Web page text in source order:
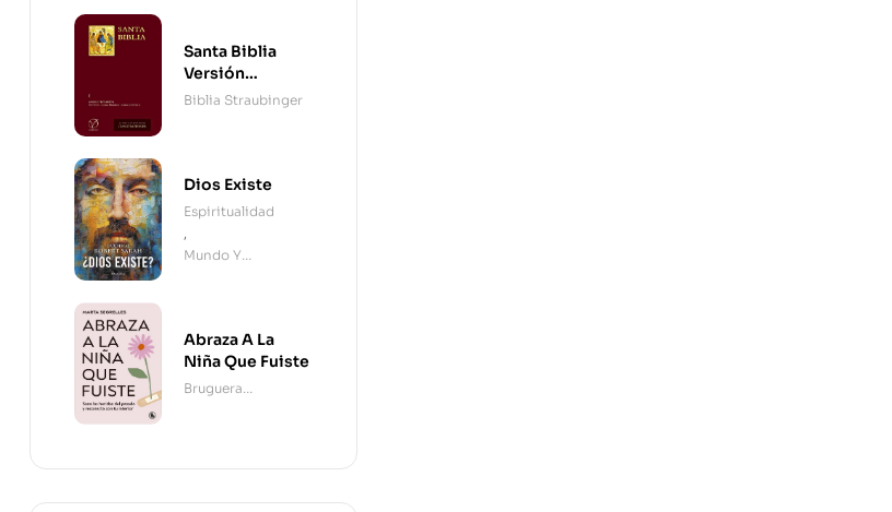
Santa Biblia
Versión
Straubinger - 2
Biblia Straubinger
Dios Existe
Espiritualidad
,
Mundo Y
Abraza A La
Niña Que Fuiste
Bruguera